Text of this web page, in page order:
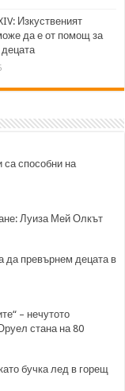
Изкуственият
да е от помощ за
са способни на
Луиза Мей Олкът
да превърнем децата в
– нечутото
стана на 80
бучка лед в горещ